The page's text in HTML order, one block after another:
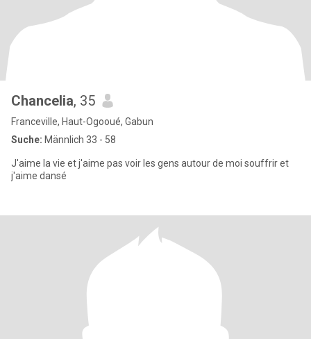
Chancelia, 35
Franceville, Haut-Ogooué, Gabun
Suche: Männlich 33 - 58
J'aime la vie et j'aime pas voir les gens autour de moi souffrir et
j'aime dansé